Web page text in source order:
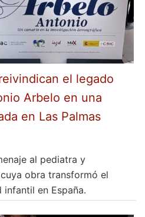
el legado
Arbelo en una
en Las Palmas
al pediatra y
obra transformó el
en España.